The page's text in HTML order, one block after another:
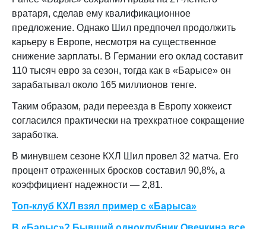
вратаря, сделав ему квалификационное
предложение. Однако Шил предпочел продолжить
карьеру в Европе, несмотря на существенное
снижение зарплаты. В Германии его оклад составит
110 тысяч евро за сезон, тогда как в «Барысе» он
зарабатывал около 165 миллионов тенге.
Таким образом, ради переезда в Европу хоккеист
согласился практически на трехкратное сокращение
заработка.
В минувшем сезоне КХЛ Шил провел 32 матча. Его
процент отраженных бросков составил 90,8%, а
коэффициент надежности — 2,81.
Топ-клуб КХЛ взял пример с «Барыса»